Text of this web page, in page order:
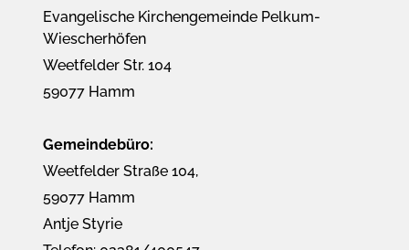
Evangelische Kirchengemeinde Pelkum-
Wiescherhöfen
Weetfelder Str. 104
59077 Hamm
Gemeindebüro:
Weetfelder Straße 104,
59077 Hamm
Antje Styrie